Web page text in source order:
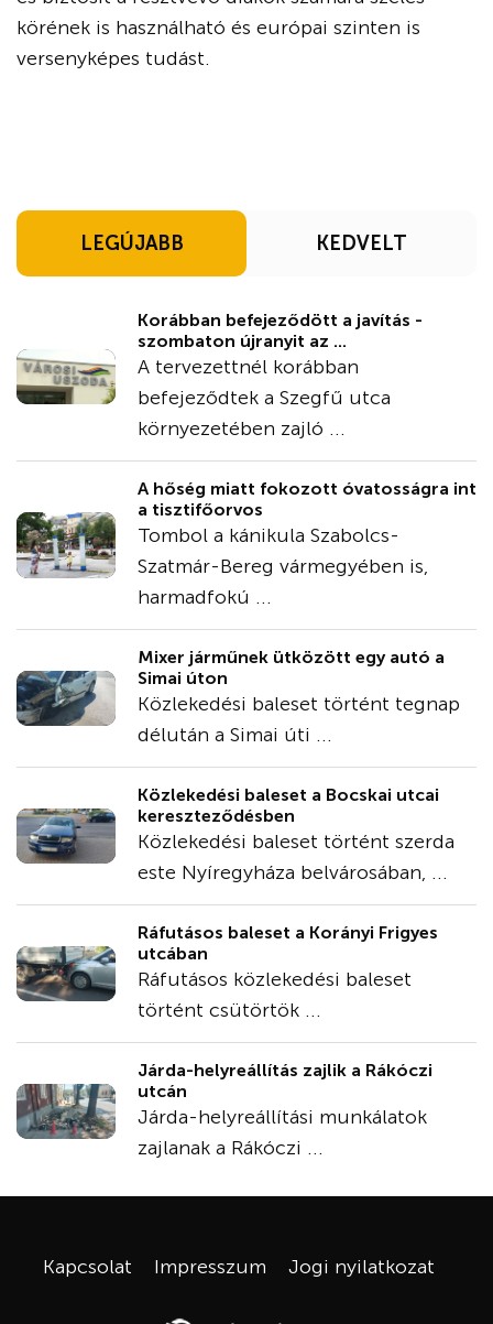
körének is használható és európai szinten is
versenyképes tudást.
LEGÚJABB KEDVELT
Korábban befejeződött a javítás -
szombaton újranyit az ...
A tervezettnél korábban
befejeződtek a Szegfű utca
környezetében zajló ...
A hőség miatt fokozott óvatosságra int
a tisztifőorvos
Tombol a kánikula Szabolcs-
Szatmár-Bereg vármegyében is,
harmadfokú ...
Mixer járműnek ütközött egy autó a
Simai úton
Közlekedési baleset történt tegnap
délután a Simai úti ...
Közlekedési baleset a Bocskai utcai
kereszteződésben
Közlekedési baleset történt szerda
este Nyíregyháza belvárosában, ...
Ráfutásos baleset a Korányi Frigyes
utcában
Ráfutásos közlekedési baleset
történt csütörtök ...
Járda-helyreállítás zajlik a Rákóczi
utcán
Járda-helyreállítási munkálatok
zajlanak a Rákóczi ...
Kapcsolat Impresszum Jogi nyilatkozat